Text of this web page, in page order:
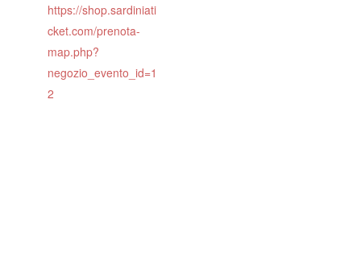
https://shop.sardiniati
cket.com/prenota-
map.php?
negozio_evento_id=1
2